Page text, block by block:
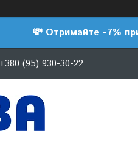
💸 Отримайте -7%
+380 (95) 930-30-22